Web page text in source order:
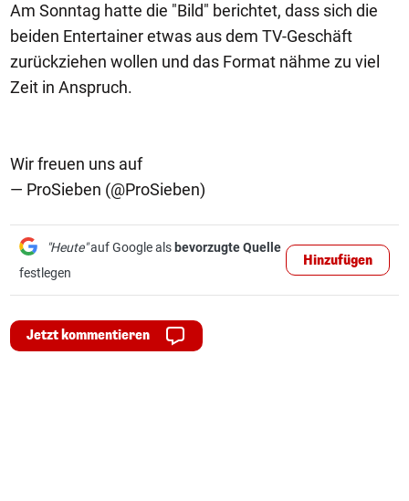
Am Sonntag hatte die "Bild" berichtet, dass sich die
beiden Entertainer etwas aus dem TV-Geschäft
zurückziehen wollen und das Format nähme zu viel
Zeit in Anspruch.
Wir freuen uns auf
— ProSieben (@ProSieben)
"Heute"auf Google als bevorzugte Quelle
festlegen
Hinzufügen
Jetzt kommentieren